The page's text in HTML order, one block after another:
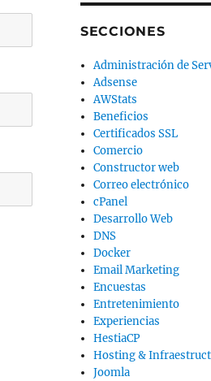
SECCIONES
Administración de
Adsense
AWStats
Beneficios
Certificados SSL
Comercio
Constructor web
Correo electrónico
cPanel
Desarrollo Web
DNS
Docker
Email Marketing
Encuestas
Entretenimiento
Experiencias
HestiaCP
Hosting &
Joomla